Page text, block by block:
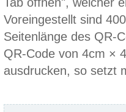
Voreingestellt sind
Seitenlänge des QR-
QR-Code von 4cm ×
ausdrucken, so setzt